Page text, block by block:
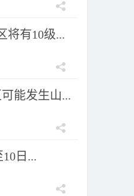
将有10级...
能发生山...
日...